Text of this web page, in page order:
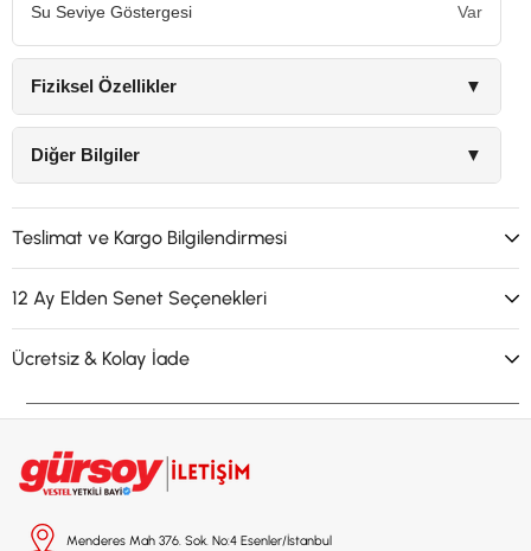
Su Seviye Göstergesi Var
Fiziksel Özellikler ▼
Diğer Bilgiler ▼
Teslimat ve Kargo Bilgilendirmesi
12 Ay Elden Senet Seçenekleri
Ücretsiz & Kolay İade
Menderes Mah 376. Sok. No:4 Esenler/İstanbul